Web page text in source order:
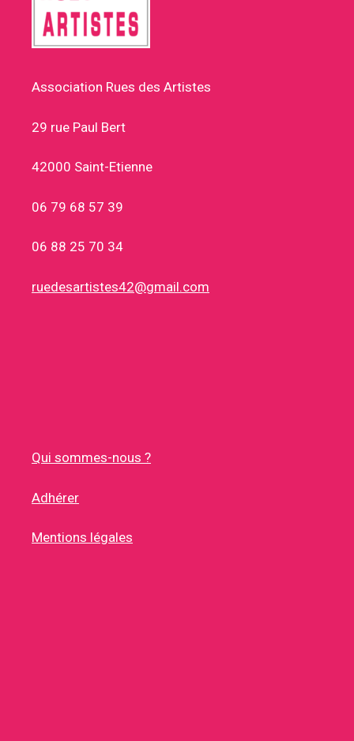
Association Rues des Artistes
29 rue Paul Bert
42000 Saint-Etienne
06 79 68 57 39
06 88 25 70 34
ruedesartistes42@gmail.com
Qui sommes-nous ?
Adhérer
Mentions légales